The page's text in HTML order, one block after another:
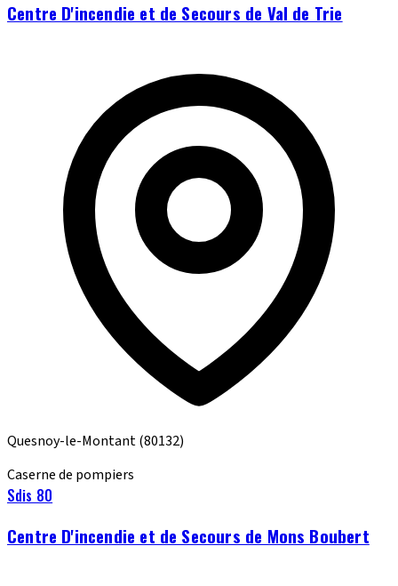
Centre D'incendie et de Secours de Val de Trie
Quesnoy-le-Montant(80132)
Caserne de pompiers
Sdis 80
Centre D'incendie et de Secours de Mons Boubert